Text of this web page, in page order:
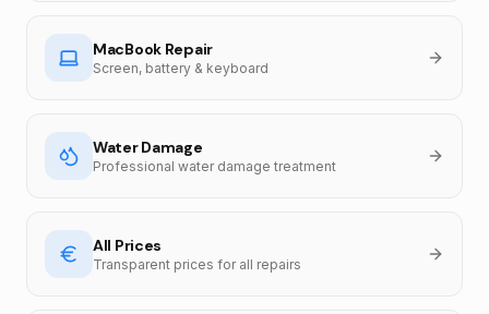
MacBook Repair
Screen, battery & keyboard
Water Damage
Professional water damage treatment
All Prices
Transparent prices for all repairs